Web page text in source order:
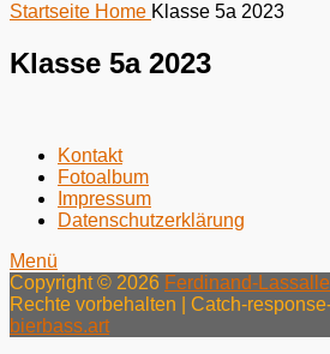
Startseite Home Klasse 5a 2023
Klasse 5a 2023
Menü
Fußzeile
Zum
Inhalt:
Kontakt
Fotoalbum
Impressum
Datenschutzerklärung
Menü
Copyright © 2026 Ferdinand-
Rechte vorbehalten | Catch-
bierbass.art